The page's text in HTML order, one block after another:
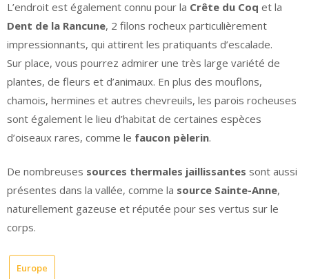
L’endroit est également connu pour la Crête du Coq et la
Dent de la Rancune, 2 filons rocheux particulièrement
impressionnants, qui attirent les pratiquants d’escalade.
Sur place, vous pourrez admirer une très large variété de
plantes, de fleurs et d’animaux. En plus des mouflons,
chamois, hermines et autres chevreuils, les parois rocheuses
sont également le lieu d’habitat de certaines espèces
d’oiseaux rares, comme le faucon pèlerin.
De nombreuses sources thermales jaillissantes sont aussi
présentes dans la vallée, comme la source Sainte-Anne,
naturellement gazeuse et réputée pour ses vertus sur le
corps.
Europe